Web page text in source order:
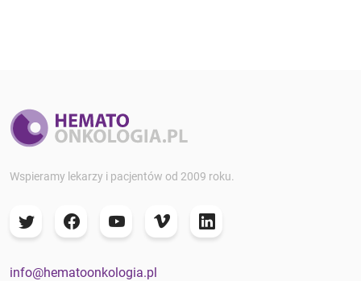
Wspieramy lekarzy i pacjentów od 2009 roku.
info@hematoonkologia.pl